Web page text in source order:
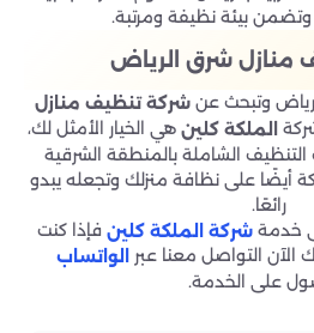
وتضمن بيئة نظيفة ومرتبة.
منازل شرق الرياض
وتبحث عنشركة تنظيف منازل
الملكة كلين هي الخيار الأمثل لك،
الشاملة بالمنطقة الشرقية
أيضًا على نظافة منزلك وتجعله يبدو
رائعًا.
خدمةشركة الملكة كلين فإذا كنت
الآن التواصل معنا عبر
الواتساب
على الخدمة.